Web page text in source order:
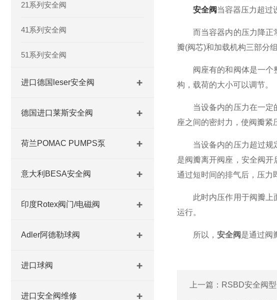
21系列安全阀
41系列安全阀
51系列安全阀
进口德国leser安全阀
德国进口莱斯安全阀
荷兰POMAC PUMPS泵
意大利BESA安全阀
印度Rotex阀门/电磁阀
Adler阿德勒球阀
进口球阀
进口安全阀维修
安全阀当容器压力超过
而当容器内的压力降正常
瓣(阀芯)和加载机构三部分组
阀座有的和阀体是一个整
构，载荷的大小可以调节。
当设备内的压力在一定的
座之间的密封力，使阀瓣紧
当设备内的压力超过规
是阀瓣离开阀座，安全阀
通过短时间的排气后，压力
此时内压作用于阀瓣上面
运行。
所以， 安全阀是通过阀
上一篇： RSBD安全阀